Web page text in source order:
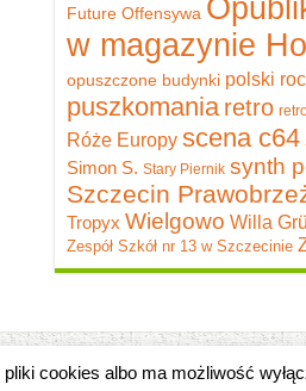
Future Offensywa
w magazynie
opuszczone budynki polski
puszkomania retro
Róże Europy scena c64
Simon S. Stary Piernik synth
Szczecin
Tropyx Wielgowo Willa
Zespół Szkół nr 13 w Szczecinie
cookies albo ma możliwość